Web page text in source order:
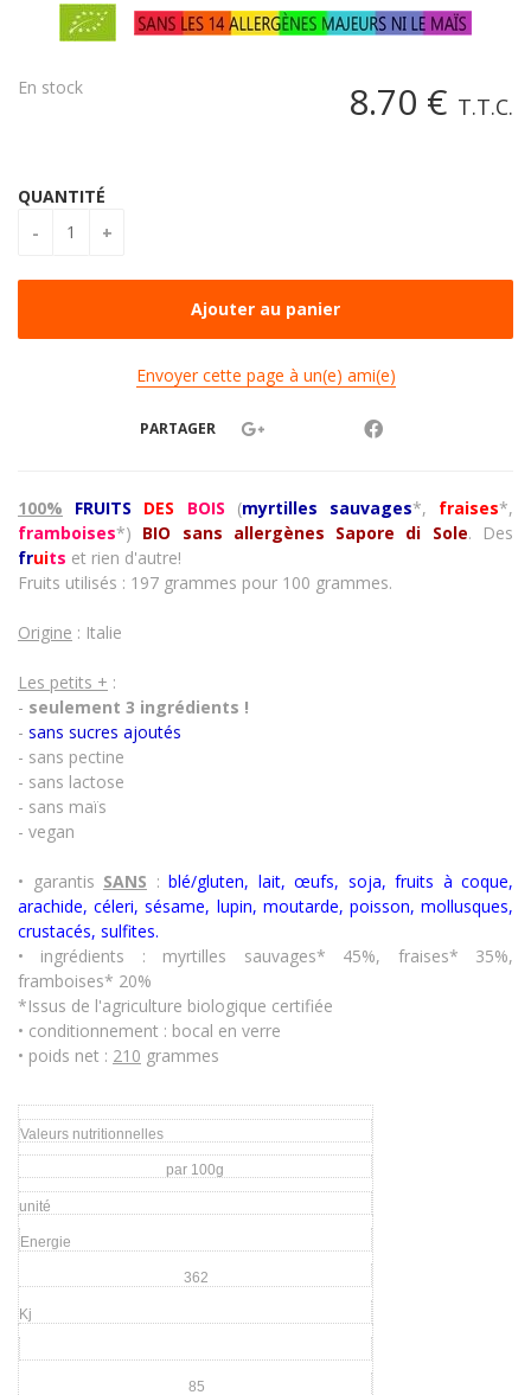
8.70 € T.T.C.
En stock
QUANTITÉ
Envoyer cette page à un(e) ami(e)
PARTAGER
100% FRUITS DES BOIS (myrtilles sauvages*, fraises*,
framboises*) BIO sans allergènes Sapore di Sole.
Des
fruits et rien d'autre!
Fruits utilisés : 197 grammes pour 100 grammes.
Origine : Italie
Les petits + :
- seulement 3 ingrédients !
- sans sucres ajoutés
- sans pectine
- sans lactose
- sans maïs
- vegan
• garantis SANS : blé/gluten, lait, œufs, soja, fruits à coque,
arachide, céleri, sésame, lupin, moutarde, poisson, mollusques,
crustacés, sulfites.
• ingrédients : myrtilles sauvages* 45%, fraises* 35%,
framboises* 20%
*Issus de l'agriculture biologique certifiée
• conditionnement : bocal en verre
• poids net : 210 grammes
Valeurs nutritionnelles
par 100g
unité
Energie
362
Kj
85